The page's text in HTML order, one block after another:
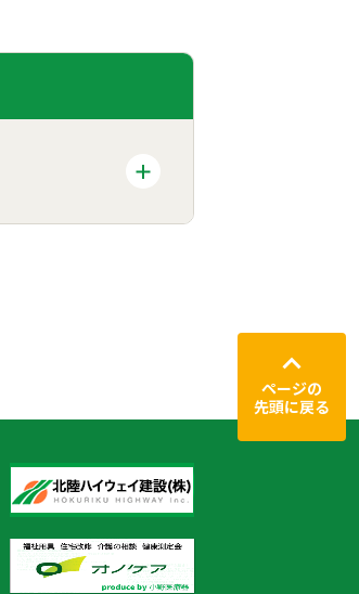
ページの
先頭に戻る